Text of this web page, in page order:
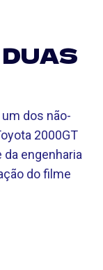
dos não-
2000GT
engenharia
do filme